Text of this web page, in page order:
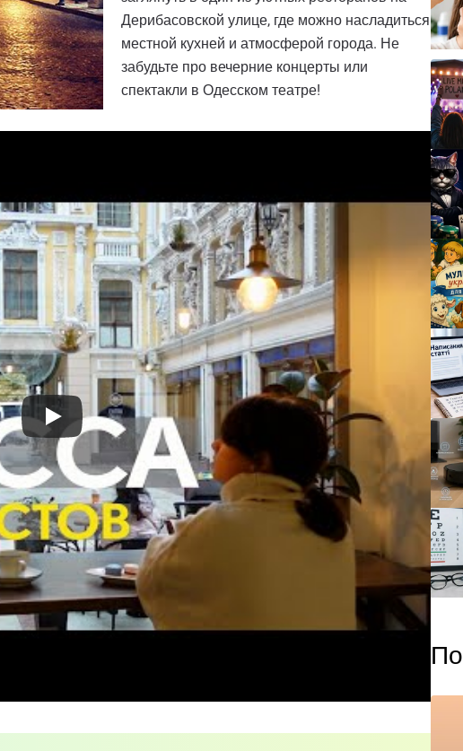
Дерибасовской улице, где можно насладиться
местной кухней и атмосферой города. Не
забудьте про вечерние концерты или
спектакли в Одесском театре!